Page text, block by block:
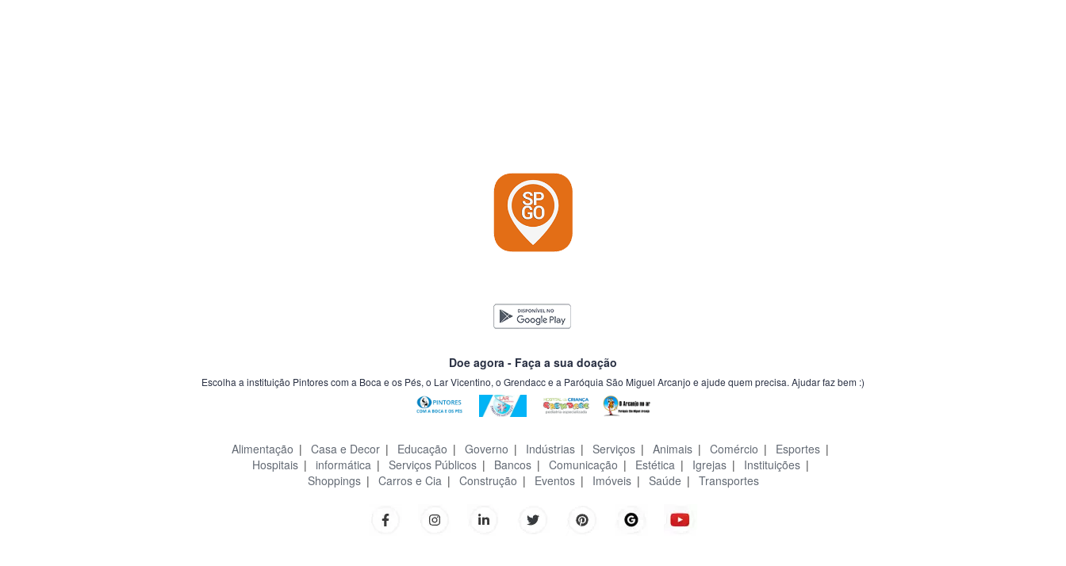
Doe agora - Faça a sua doação
Escolha a instituição Pintores com a Boca e os Pés, o Lar Vicentino, o Grendacc e a Paróquia São Miguel Arcanjo e ajude quem precisa. Ajudar faz bem :)
Alimentação | Casa e Decor | Educação | Governo | Indústrias | Serviços | Animais | Comércio | Esportes |
Hospitais| informática| Serviços Públicos| Bancos| Comunicação | Estética| Igrejas| Instituições|
Shoppings| Carros e Cia| Construção | Eventos| Imóveis| Saúde | Transportes